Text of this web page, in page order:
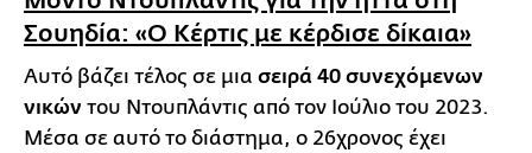
Σουηδία: «Ο Κέρτις με κέρδισε δίκαια»
Αυτό βάζει τέλος σε μια σειρά 40 συνεχόμενων
νικών του Ντουπλάντις από τον Ιούλιο του 2023.
Μέσα σε αυτό το διάστημα, ο 26χρονος έχει